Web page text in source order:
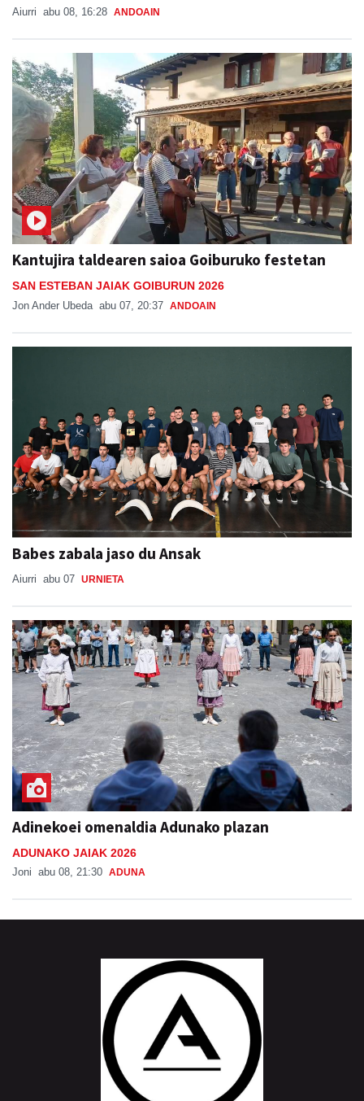
Aiurri abu 08, 16:28 ANDOAIN
Kantujira taldearen saioa Goiburuko festetan
SAN ESTEBAN JAIAK GOIBURUN 2026
Jon Ander Ubeda abu 07, 20:37 ANDOAIN
Babes zabala jaso du Ansak
Aiurri abu 07 URNIETA
Adinekoei omenaldia Adunako plazan
ADUNAKO JAIAK 2026
Joni abu 08, 21:30 ADUNA